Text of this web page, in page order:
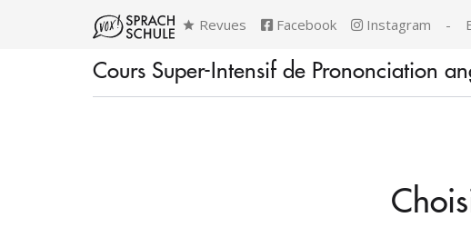
Revues Facebook Instagram -
Cours Super-Intensif de Prononciation